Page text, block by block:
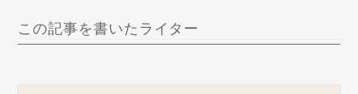
この記事を書いたライター